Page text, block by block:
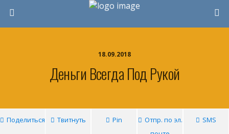
18.09.2018
Деньги Всегда Под Рукой
Поделиться Твитнуть Pin
Отпр. по эл.
SMS